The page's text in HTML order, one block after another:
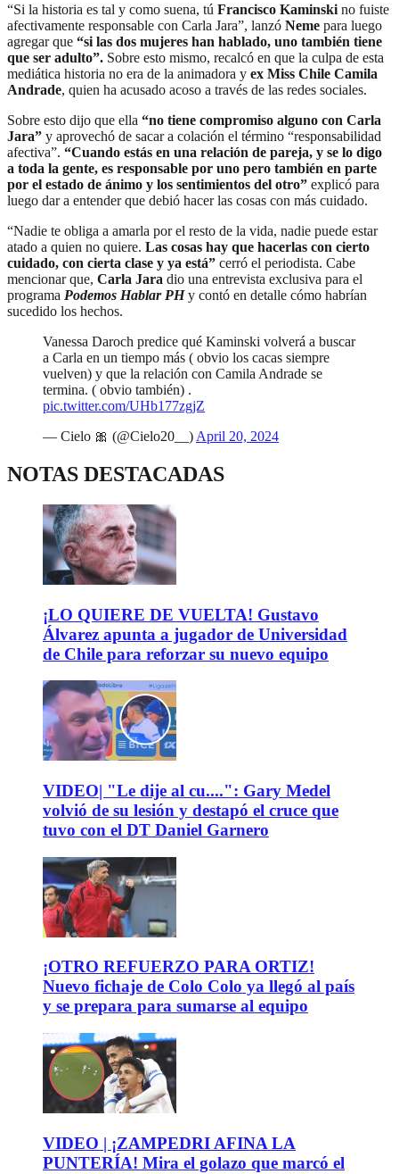
“Si la historia es tal y como suena, tú Francisco Kaminski no fuiste
afectivamente responsable con Carla Jara”, lanzó Neme para luego
agregar que “si las dos mujeres han hablado, uno también tiene
que ser adulto”. Sobre esto mismo, recalcó en que la culpa de esta
mediática historia no era de la animadora y ex Miss Chile Camila
Andrade, quien ha acusado acoso a través de las redes sociales.
Sobre esto dijo que ella “no tiene compromiso alguno con Carla
Jara” y aprovechó de sacar a colación el término “responsabilidad
afectiva”. “Cuando estás en una relación de pareja, y se lo digo
a toda la gente, es responsable por uno pero también en parte
por el estado de ánimo y los sentimientos del otro” explicó para
luego dar a entender que debió hacer las cosas con más cuidado.
“Nadie te obliga a amarla por el resto de la vida, nadie puede estar
atado a quien no quiere. Las cosas hay que hacerlas con cierto
cuidado, con cierta clase y ya está” cerró el periodista. Cabe
mencionar que, Carla Jara dio una entrevista exclusiva para el
programa Podemos Hablar PHy contó en detalle cómo habrían
sucedido los hechos.
Vanessa Daroch predice qué Kaminski volverá a buscar
a Carla en un tiempo más ( obvio los cacas siempre
vuelven) y que la relación con Camila Andrade se
termina. ( obvio también) .
pic.twitter.com/UHb177zgjZ
— Cielo 🎀 (@Cielo20__) April 20, 2024
NOTAS DESTACADAS
¡LO QUIERE DE VUELTA! Gustavo
Álvarez apunta a jugador de Universidad
de Chile para reforzar su nuevo equipo
VIDEO| "Le dije al cu....": Gary Medel
volvió de su lesión y destapó el cruce que
tuvo con el DT Daniel Garnero
¡OTRO REFUERZO PARA ORTIZ!
Nuevo fichaje de Colo Colo ya llegó al país
y se prepara para sumarse al equipo
VIDEO | ¡ZAMPEDRI AFINA LA
PUNTERÍA! Mira el golazo que marcó el